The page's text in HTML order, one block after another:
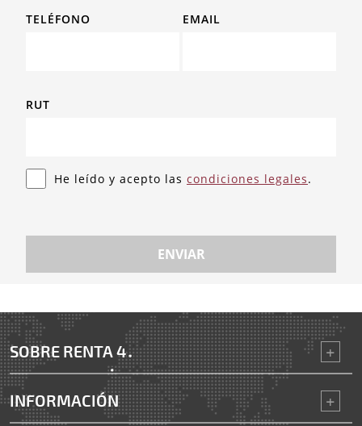
TELÉFONO EMAIL
RUT
He leído y acepto las condiciones legales.
ENVIAR
SOBRE RENTA 4
INFORMACIÓN